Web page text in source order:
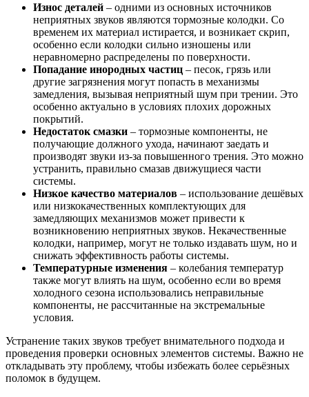
Износ деталей – одними из основных источников
неприятных звуков являются тормозные колодки. Со
временем их материал истирается, и возникает скрип,
особенно если колодки сильно изношены или
неравномерно распределены по поверхности.
Попадание инородных частиц – песок, грязь или
другие загрязнения могут попасть в механизмы
замедления, вызывая неприятный шум при трении. Это
особенно актуально в условиях плохих дорожных
покрытий.
Недостаток смазки – тормозные компоненты, не
получающие должного ухода, начинают заедать и
производят звуки из-за повышенного трения. Это можно
устранить, правильно смазав движущиеся части
системы.
Низкое качество материалов – использование дешёвых
или низкокачественных комплектующих для
замедляющих механизмов может привести к
возникновению неприятных звуков. Некачественные
колодки, например, могут не только издавать шум, но и
снижать эффективность работы системы.
Температурные изменения – колебания температур
также могут влиять на шум, особенно если во время
холодного сезона использовались неправильные
компоненты, не рассчитанные на экстремальные
условия.
Устранение таких звуков требует внимательного подхода и
проведения проверки основных элементов системы. Важно не
откладывать эту проблему, чтобы избежать более серьёзных
поломок в будущем.